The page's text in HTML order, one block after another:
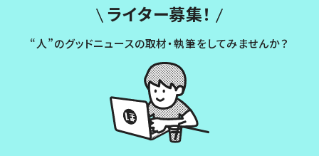
ライター募集！
“人”のグッドニュースの取材・執筆をしてみませんか？